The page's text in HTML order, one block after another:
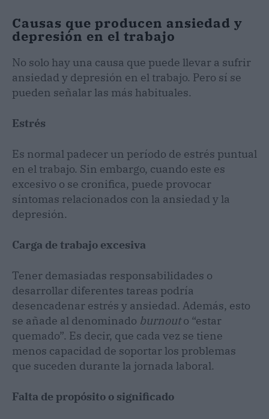
Causas que producen ansiedad y
depresión en el trabajo
No solo hay una causa que puede llevar a sufrir
ansiedad y depresión en el trabajo. Pero sí se
pueden señalar las más habituales.
Estrés
Es normal padecer un período de estrés puntual
en el trabajo. Sin embargo, cuando este es
excesivo o se cronifica, puede provocar
síntomas relacionados con la ansiedad y la
depresión.
Carga de trabajo excesiva
Tener demasiadas responsabilidades o
desarrollar diferentes tareas podría
desencadenar estrés y ansiedad. Además, esto
se añade al denominado burnouto “estar
quemado”. Es decir, que cada vez se tiene
menos capacidad de soportar los problemas
que suceden durante la jornada laboral.
Falta de propósito o significado